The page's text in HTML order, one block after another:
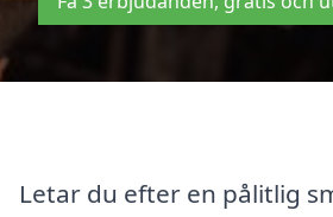
Letar du efter en pålitlig